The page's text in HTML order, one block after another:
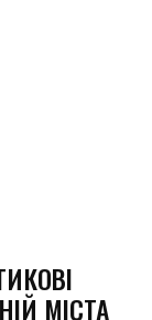
МІСТА